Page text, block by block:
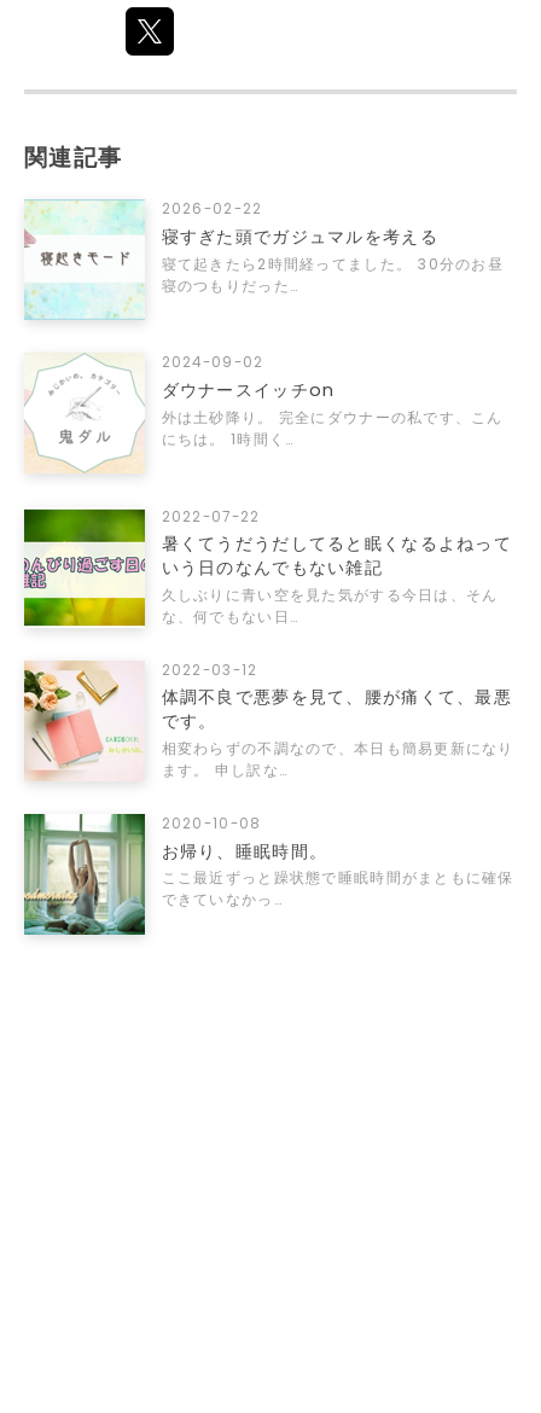
関連記事
2026-02-22
寝すぎた頭でガジュマルを考える
寝て起きたら2時間経ってました。 30分のお昼
寝のつもりだった…
2024-09-02
ダウナースイッチon
外は土砂降り。 完全にダウナーの私です、こん
にちは。 1時間く…
2022-07-22
暑くてうだうだしてると眠くなるよねって
いう日のなんでもない雑記
久しぶりに青い空を見た気がする今日は、そん
な、何でもない日…
2022-03-12
体調不良で悪夢を見て、腰が痛くて、最悪
です。
相変わらずの不調なので、本日も簡易更新になり
ます。 申し訳な…
2020-10-08
お帰り、睡眠時間。
ここ最近ずっと躁状態で睡眠時間がまともに確保
できていなかっ…